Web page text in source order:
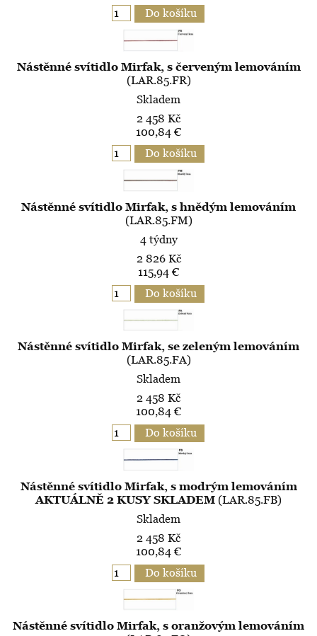
Nástěnné svítidlo Mirfak, s červeným lemováním
(LAR.85.FR)
Skladem
2 458 Kč
100,84 €
Nástěnné svítidlo Mirfak, s hnědým lemováním
(LAR.85.FM)
4 týdny
2 826 Kč
115,94 €
Nástěnné svítidlo Mirfak, se zeleným lemováním
(LAR.85.FA)
Skladem
2 458 Kč
100,84 €
Nástěnné svítidlo Mirfak, s modrým lemováním
AKTUÁLNĚ 2 KUSY SKLADEM (LAR.85.FB)
Skladem
2 458 Kč
100,84 €
Nástěnné svítidlo Mirfak, s oranžovým lemováním